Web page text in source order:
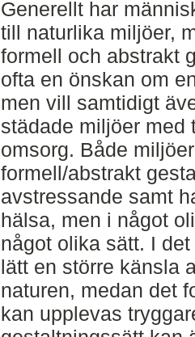
Generellt har
till naturlika miljöer,
formell och abstrakt
ofta en önskan om
men vill samtidigt
städade miljöer med
omsorg. Både
formell/abstrakt
avstressande samt
hälsa, men i något
något olika sätt. I
lätt en större känsla
naturen, medan det
kan upplevas